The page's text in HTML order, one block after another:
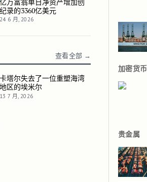
日净资产增加创纪录的3360亿美元
录的3360亿美元
6 月, 2026
查看全部 →
了一位重塑海湾地区的埃米尔
卡塔尔失去了一位重塑海湾
地区的埃米尔
13 7 月, 2026
加密货币
贵金属